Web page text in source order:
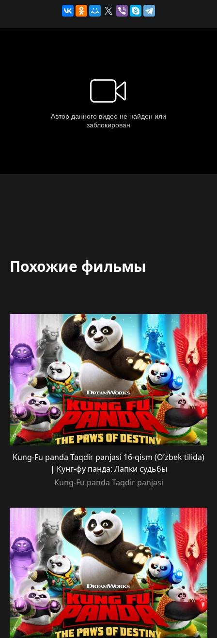
Похожие фильмы
Kung-Fu panda Taqdir panjasi 16-qism (O’zbek tilida)
| Кунг-фу панда: Лапки судьбы
Kung-Fu panda Taqdir panjasi